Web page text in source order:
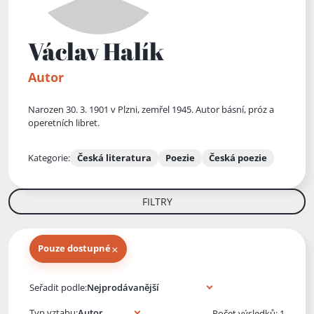
Václav Halík
Autor
Narozen 30. 3. 1901 v Plzni, zemřel 1945. Autor básní, próz a
operetních libret.
Kategorie: Česká literatura Poezie Česká poezie
FILTRY
Pouze dostupné×
Seřadit podle: